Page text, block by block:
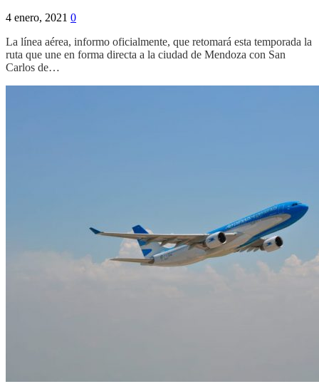
4 enero, 2021 0
La línea aérea, informo oficialmente, que retomará esta temporada la
ruta que une en forma directa a la ciudad de Mendoza con San
Carlos de…